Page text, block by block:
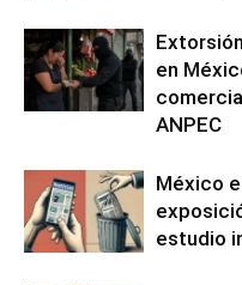
en
ANPEC
México
estudio